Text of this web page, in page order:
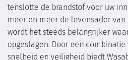
tenslotte de brandstof voor uw
meer en meer de levensader
wordt het steeds belangrijker
opgeslagen. Door een
snelheid en veiligheid biedt